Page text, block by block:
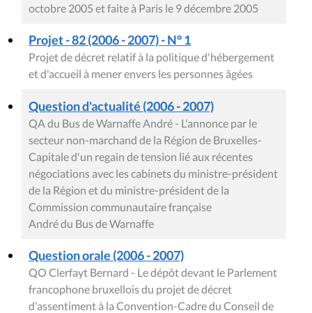
octobre 2005 et faite à Paris le 9 décembre 2005
Projet - 82 (2006 - 2007) - N° 1
Projet de décret relatif à la politique d'hébergement
et d'accueil à mener envers les personnes âgées
Question d'actualité (2006 - 2007)
QA du Bus de Warnaffe André - L'annonce par le
secteur non-marchand de la Région de Bruxelles-
Capitale d'un regain de tension lié aux récentes
négociations avec les cabinets du ministre-président
de la Région et du ministre-président de la
Commission communautaire française
André du Bus de Warnaffe
Question orale (2006 - 2007)
QO Clerfayt Bernard - Le dépôt devant le Parlement
francophone bruxellois du projet de décret
d'assentiment à la Convention-Cadre du Conseil de